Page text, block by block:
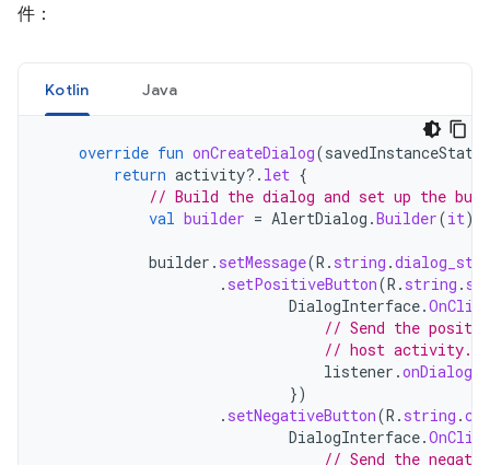
件：
Kotlin Java
override fun onCreateDialog(savedInstanceState
return activity?. let {
// Build the dialog and set up the
val builder = AlertDialog .Builder(it)
builder . setMessage(R . string .
. setPositiveButton(R . string .
DialogInterface.
// Send the
// host activity.
listener .
})
. setNegativeButton(R . string .
DialogInterface.
// Send the